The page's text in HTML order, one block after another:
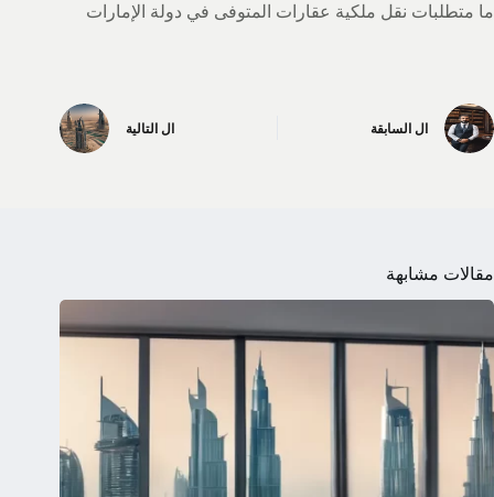
ما متطلبات نقل ملكية عقارات المتوفى في دولة الإمارات
ال السابقة ال التالية
مقالات مشابهة